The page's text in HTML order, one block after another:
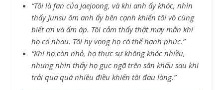
“Tôi là fan của Jaejoong, và khi anh ấy khóc, nhìn
thấy Junsu ôm anh ấy bên cạnh khiến tôi vô cùng
biết ơn và ấm áp. Tôi cảm thấy thật may mắn khi
họ có nhau. Tôi hy vọng họ có thể hạnh phúc.”
“Khi họ còn nhỏ, họ thực sự không khóc nhiều,
nhưng nhìn thấy họ gục ngã trên sân khấu sau khi
trải qua quá nhiều điều khiến tôi đau lòng.”